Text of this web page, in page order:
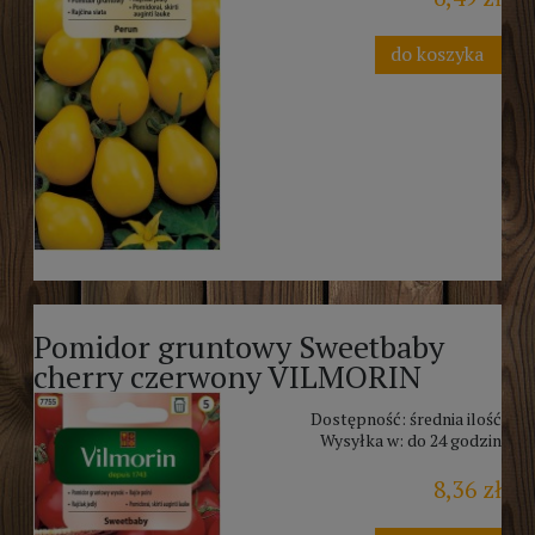
do koszyka
Pomidor gruntowy Sweetbaby
cherry czerwony VILMORIN
Dostępność: średnia ilość
Wysyłka w: do 24 godzin
8,36 zł